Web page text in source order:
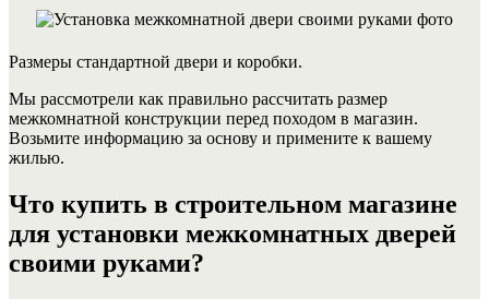
Размеры стандартной двери и коробки.
Мы рассмотрели как правильно рассчитать размер
межкомнатной конструкции перед походом в магазин.
Возьмите информацию за основу и примените к вашему
жилью.
Что купить в строительном магазине
для установки межкомнатных дверей
своими руками?